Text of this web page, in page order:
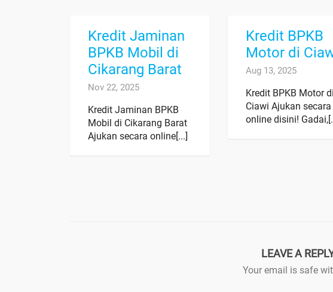
Kredit Jaminan
BPKB Mobil di
Cikarang Barat
Nov 22, 2025
Kredit Jaminan BPKB
Mobil di Cikarang Barat
Ajukan secara online[...]
Kredit BPKB
Motor di
Aug 13, 2025
Kredit BPKB Motor di
Ciawi Ajukan secara
online disini!
LEAVE A
Your email is safe